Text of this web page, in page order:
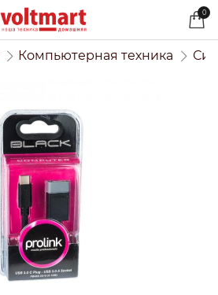
0
Компьютерная техника